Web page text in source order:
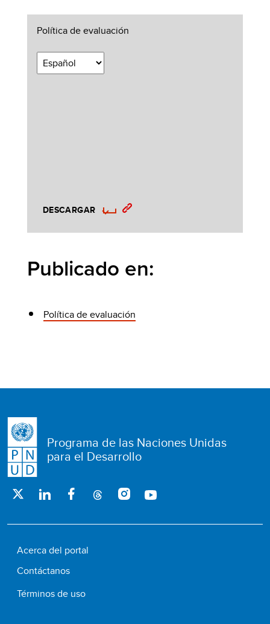
Política de evaluación
DESCARGAR
Publicado en:
Política de evaluación
Programa de las Naciones Unidas
para el Desarrollo
Acerca del portal
Contáctanos
Términos de uso